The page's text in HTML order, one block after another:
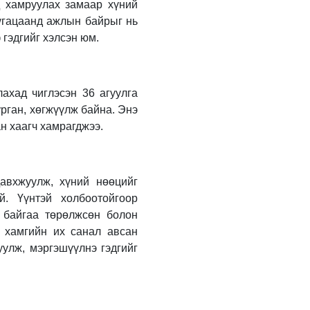
хамруулах замаар хүний
ажлын байрыг нь
хэлсэн юм.
чиглэсэн 36 агуулга
хөгжүүлж байна. Энэ
хаагч хамрагджээ.
хүний нөөцийг
Үүнтэй холбоотойгоор
төрөлжсөн болон
хамгийн их санал авсан
мэргэшүүлнэ гэдгийг
УИХ-ын гишүүн
Б.Мөнхсоёл “Нээлттэй
парламент“ танхимд
байна” 150150 тусгай
дугаарыг наймдугаар
сарын 14-нөөс
буй асуудлуудыг
долоо хоног бүр
Засгийн газрын
хуралдаанд
танилцуулж,
шийдвэрлүүлнэ
2 өдрийн өмнө
УИХ-ын дарга
С.Бямбацогт төрийг
төлөөлөн Сутай